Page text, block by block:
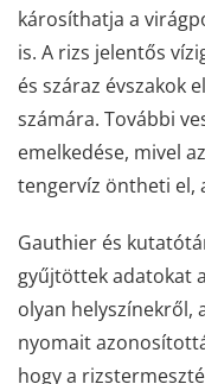
károsíthatja a
is. A rizs jelentős
és száraz évszakok
számára. További
emelkedése, mivel
tengervíz öntheti el,
Gauthier és
gyűjtöttek adatokat
olyan helyszínekről,
nyomait
hogy a